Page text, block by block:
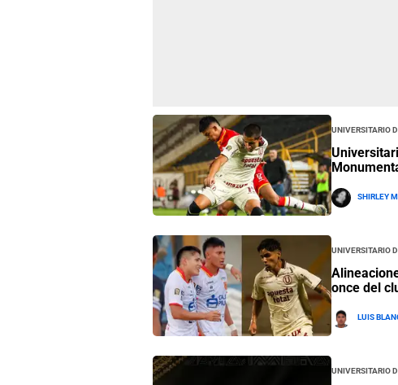
Universitario
Shirley
Universitario
once del
Luis
Universitario